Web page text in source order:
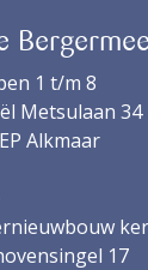
1 t/m 8
Metsulaan 34
Alkmaar
17